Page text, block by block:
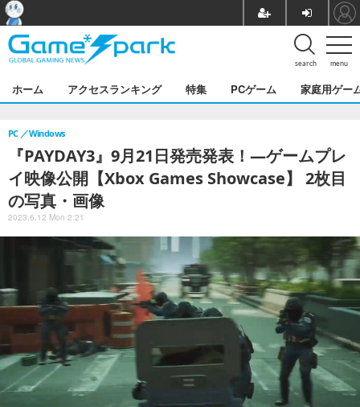
menu
search
ホーム アクセスランキング 特集 PCゲーム 家庭用ゲー
『PAYDAY3』9月21日発売発表！―ゲームプレ
イ映像公開【Xbox Games Showcase】 2枚目
の写真・画像
PC Windows
2023.6.12 Mon 2:21